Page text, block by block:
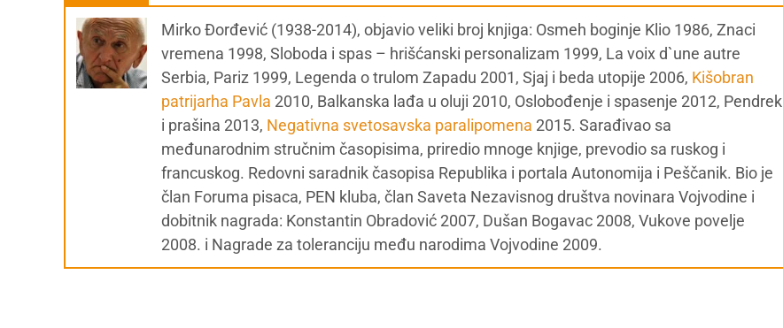
Mirko Đorđević (1938-2014), objavio veliki broj knjiga: Osmeh boginje Klio 1986, Znaci
vremena 1998, Sloboda i spas – hrišćanski personalizam 1999, La voix d`une autre
Serbia, Pariz 1999, Legenda o trulom Zapadu 2001, Sjaj i beda utopije 2006, Kišobran
patrijarha Pavla 2010, Balkanska lađa u oluji 2010, Oslobođenje i spasenje 2012, Pendrek
i prašina 2013, Negativna svetosavska paralipomena 2015. Sarađivao sa
međunarodnim stručnim časopisima, priredio mnoge knjige, prevodio sa ruskog i
francuskog. Redovni saradnik časopisa Republika i portala Autonomija i Peščanik. Bio je
član Foruma pisaca, PEN kluba, član Saveta Nezavisnog društva novinara Vojvodine i
dobitnik nagrada: Konstantin Obradović 2007, Dušan Bogavac 2008, Vukove povelje
2008. i Nagrade za toleranciju među narodima Vojvodine 2009.